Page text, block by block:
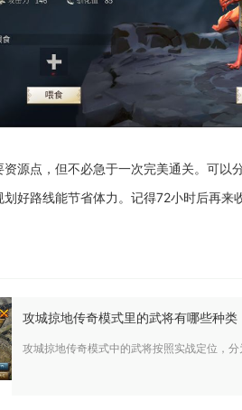
源点，但不必急于一次完美通关。可
好路线能节省体力。记得72小时后再来
攻城掠地传奇模式里的武将有哪些种类
攻城掠地传奇模式中的武将按照实战定位，